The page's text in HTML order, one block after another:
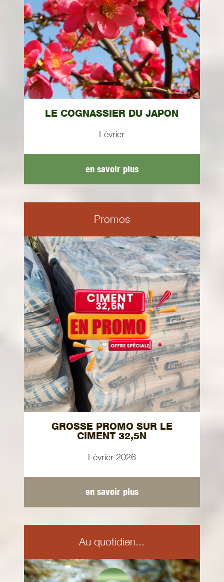
LE COGNASSIER DU JAPON
Février
en savoir plus
Promos
GROSSE PROMO SUR LE
CIMENT 32,5N
Février 2026
en savoir plus
Au quotidien...